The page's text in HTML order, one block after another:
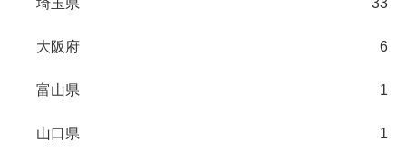
埼玉県 33
大阪府 6
富山県 1
山口県 1